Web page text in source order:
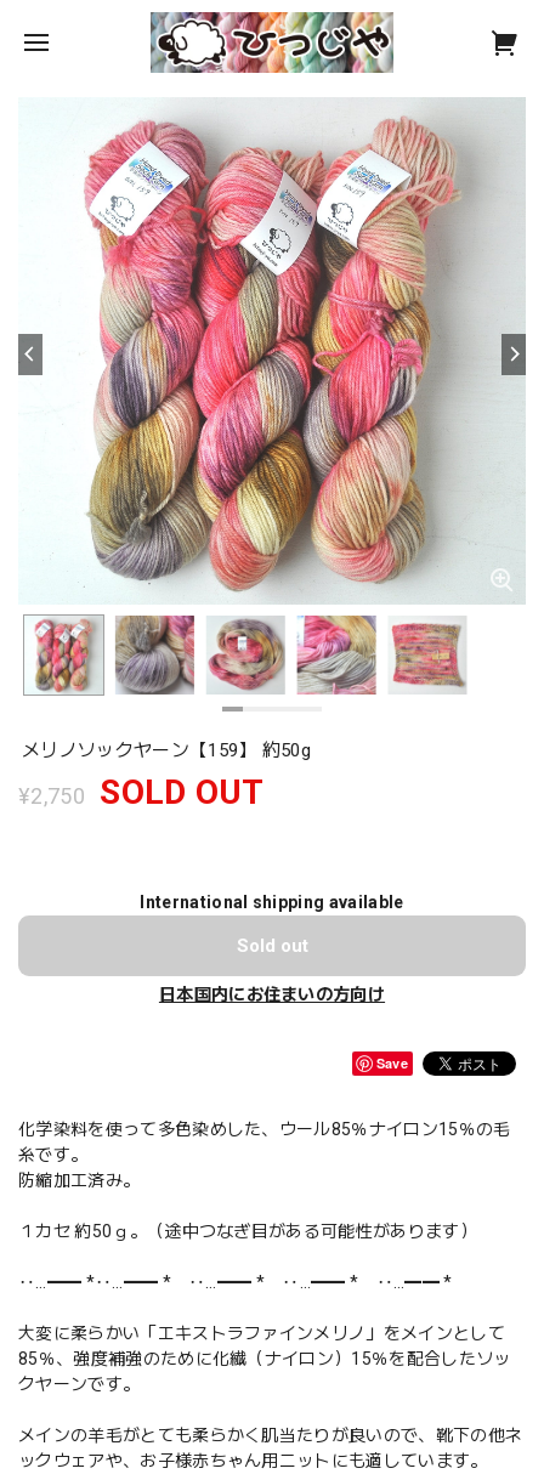
メリノソックヤーン【159】 約50g
¥2,750 SOLD OUT
International shipping available
Sold out
日本国内にお住まいの方向け
Save
化学染料を使って多色染めした、ウール85％ナイロン15％の毛
糸です。
防縮加工済み。
１カセ 約50ｇ。（途中つなぎ目がある可能性があります）
‥…━━ *‥…━━ * ‥…━━ * ‥…━━ * ‥…━━ *
大変に柔らかい「エキストラファインメリノ」をメインとして
85％、強度補強のために化繊（ナイロン）15％を配合したソッ
クヤーンです。
メインの羊毛がとても柔らかく肌当たりが良いので、靴下の他ネ
ックウェアや、お子様赤ちゃん用ニットにも適しています。